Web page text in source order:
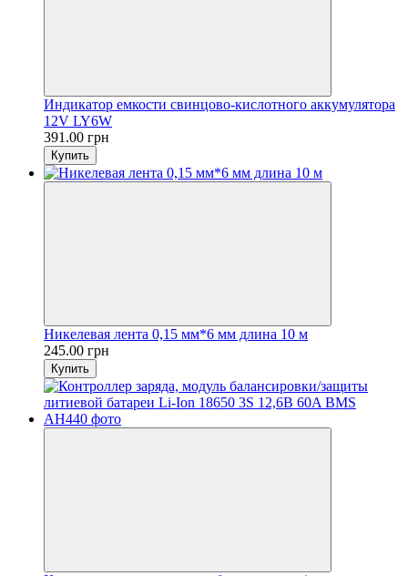
Индикатор емкости свинцово-кислотного аккумулятора
12V LY6W
391.00 грн
Купить
Никелевая лента 0,15 мм*6 мм длина 10 м
245.00 грн
Купить